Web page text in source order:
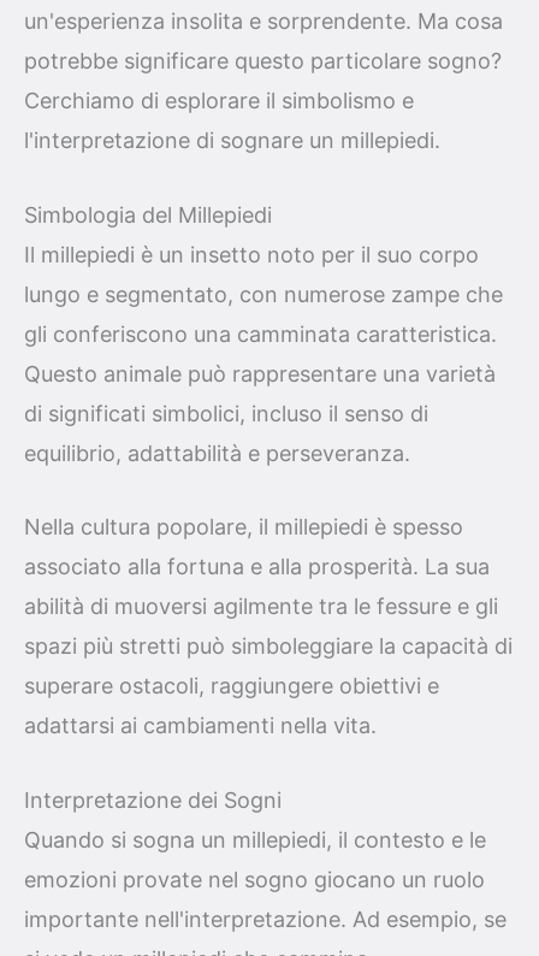
un'esperienza insolita e sorprendente. Ma cosa
potrebbe significare questo particolare sogno?
Cerchiamo di esplorare il simbolismo e
l'interpretazione di sognare un millepiedi.
Simbologia del Millepiedi
Il millepiedi è un insetto noto per il suo corpo
lungo e segmentato, con numerose zampe che
gli conferiscono una camminata caratteristica.
Questo animale può rappresentare una varietà
di significati simbolici, incluso il senso di
equilibrio, adattabilità e perseveranza.
Nella cultura popolare, il millepiedi è spesso
associato alla fortuna e alla prosperità. La sua
abilità di muoversi agilmente tra le fessure e gli
spazi più stretti può simboleggiare la capacità di
superare ostacoli, raggiungere obiettivi e
adattarsi ai cambiamenti nella vita.
Interpretazione dei Sogni
Quando si sogna un millepiedi, il contesto e le
emozioni provate nel sogno giocano un ruolo
importante nell'interpretazione. Ad esempio, se